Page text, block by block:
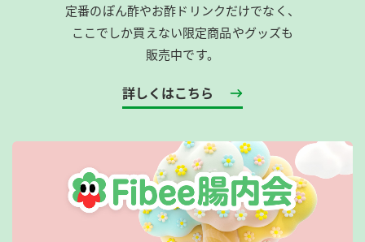
定番のぽん酢やお酢ドリンクだけでなく、
ここでしか買えない限定商品やグッズも
販売中です。
詳しくはこちら